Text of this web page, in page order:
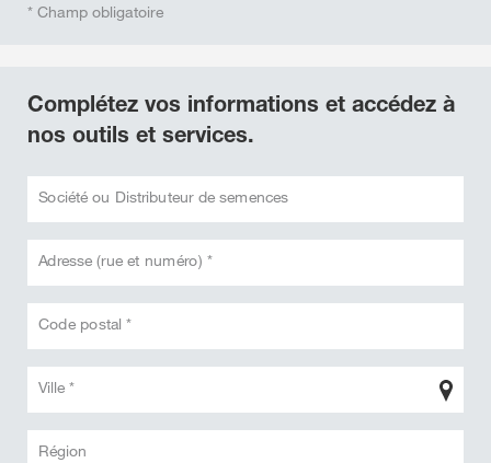
* Champ obligatoire
Complétez vos informations et accédez à
nos outils et services.
Société ou Distributeur de semences
Adresse (rue et numéro) *
Code postal *
Ville *
Région